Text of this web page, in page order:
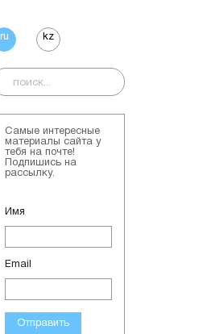
ru kz
Самые интересные
материалы сайта у
тебя на почте!
Подпишись на
рассылку.
Имя
Email
Отправить